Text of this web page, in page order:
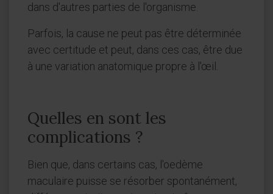
dans d'autres parties de l'organisme.
Parfois, la cause ne peut pas être déterminée
avec certitude et peut, dans ces cas, être due
à une variation anatomique propre à l'œil.
Quelles en sont les
complications ?
Bien que, dans certains cas, l'oedème
maculaire puisse se résorber spontanément,